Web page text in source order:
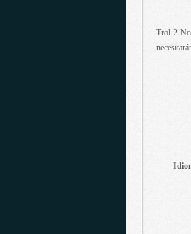
Trol 2